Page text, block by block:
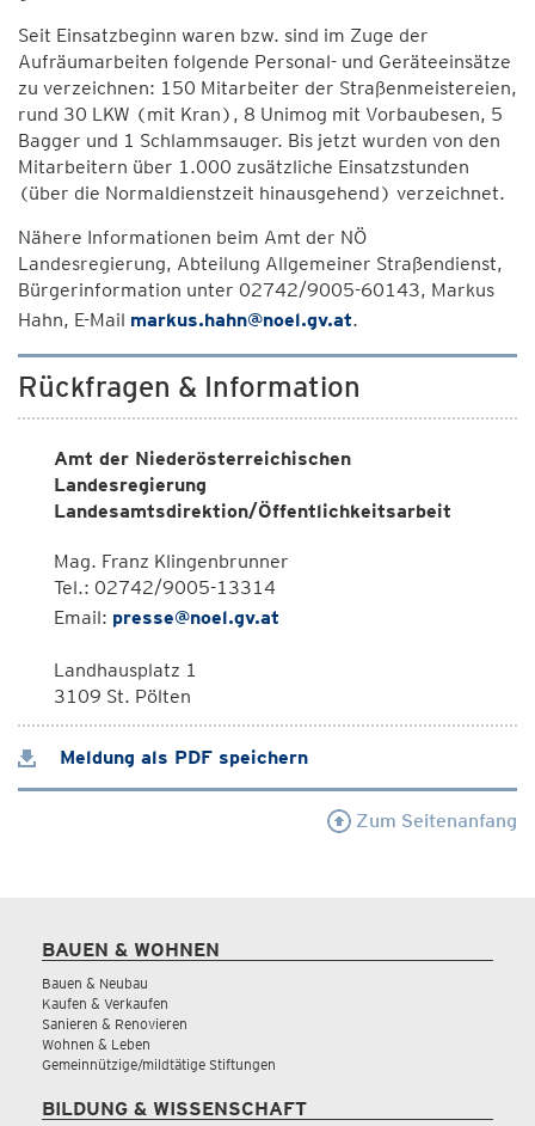
Seit Einsatzbeginn waren bzw. sind im Zuge der
Aufräumarbeiten folgende Personal- und Geräteeinsätze
zu verzeichnen: 150 Mitarbeiter der Straßenmeistereien,
rund 30 LKW (mit Kran), 8 Unimog mit Vorbaubesen, 5
Bagger und 1 Schlammsauger. Bis jetzt wurden von den
Mitarbeitern über 1.000 zusätzliche Einsatzstunden
(über die Normaldienstzeit hinausgehend) verzeichnet.
Nähere Informationen beim Amt der NÖ
Landesregierung, Abteilung Allgemeiner Straßendienst,
Bürgerinformation unter 02742/9005-60143, Markus
Hahn, E-Mail markus.hahn@noel.gv.at.
Rückfragen & Information
Amt der Niederösterreichischen
Landesregierung
Landesamtsdirektion/Öffentlichkeitsarbeit
Mag. Franz Klingenbrunner
Tel.: 02742/9005-13314
Email: presse@noel.gv.at
Landhausplatz 1
3109 St. Pölten
Meldung als PDF speichern
Zum Seitenanfang
BAUEN & WOHNEN
Bauen & Neubau
Kaufen & Verkaufen
Sanieren & Renovieren
Wohnen & Leben
Gemeinnützige/mildtätige Stiftungen
BILDUNG & WISSENSCHAFT